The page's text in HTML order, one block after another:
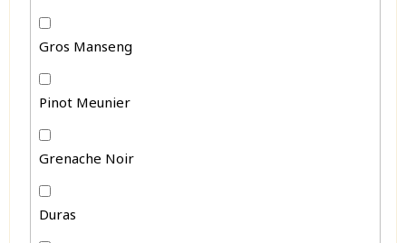
Gros Manseng
Pinot Meunier
Grenache Noir
Duras